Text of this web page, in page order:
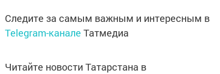
Следите за самым важным и интересным в
Telegram-канале Татмедиа
Читайте новости Татарстана в